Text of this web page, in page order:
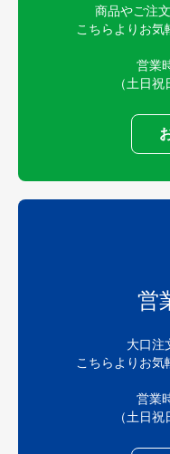
商品やご注
こちらよりお気
営業
（土日
営
大口注
こちらよりお気
営業
（土日